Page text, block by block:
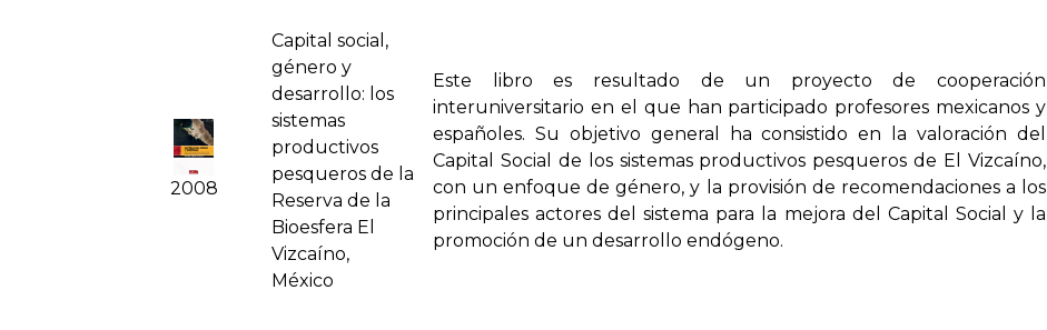
2008
Capital social,
género y
desarrollo: los
sistemas
productivos
pesqueros de la
Reserva de la
Bioesfera El
Vizcaí­no,
México
Este libro es resultado de un proyecto de cooperación
interuniversitario en el que han participado profesores mexicanos y
españoles. Su objetivo general ha consistido en la valoración del
Capital Social de los sistemas productivos pesqueros de El Vizcaíno,
con un enfoque de género, y la provisión de recomendaciones a los
principales actores del sistema para la mejora del Capital Social y la
promoción de un desarrollo endógeno.